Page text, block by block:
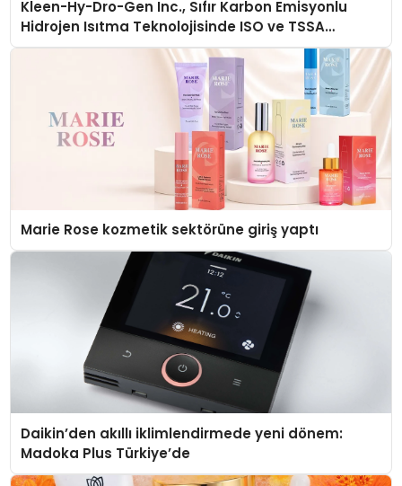
Kleen-Hy-Dro-Gen Inc., Sıfır Karbon Emisyonlu
Hidrojen Isıtma Teknolojisinde ISO ve TSSA
Düzenleyici Onaylarını Aldı
Marie Rose kozmetik sektörüne giriş yaptı
Daikin’den akıllı iklimlendirmede yeni dönem:
Madoka Plus Türkiye’de